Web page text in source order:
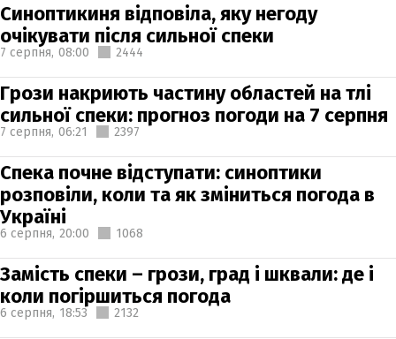
Синоптикиня відповіла, яку негоду
очікувати після сильної спеки
7 серпня, 08:00 2444
Грози накриють частину областей на тлі
сильної спеки: прогноз погоди на 7 серпня
7 серпня, 06:21 2397
Спека почне відступати: синоптики
розповіли, коли та як зміниться погода в
Україні
6 серпня, 20:00 1068
Замість спеки – грози, град і шквали: де і
коли погіршиться погода
6 серпня, 18:53 2132